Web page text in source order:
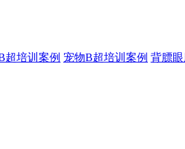
超培训案例 宠物B超培训案例 背膘